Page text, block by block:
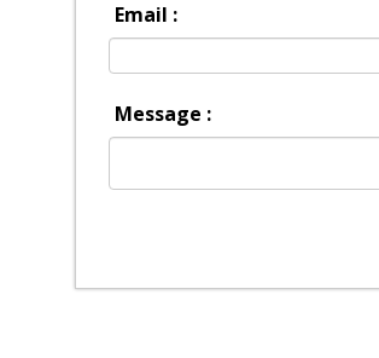
Email :
Message :